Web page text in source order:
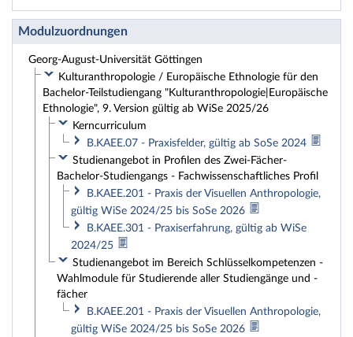
Modulzuordnungen
Georg-August-Universität Göttingen
Kulturanthropologie / Europäische Ethnologie für den
Bachelor-Teilstudiengang "Kulturanthropologie|Europäische
Ethnologie", 9. Version gültig ab WiSe 2025/26
Kerncurriculum
B.KAEE.07 - Praxisfelder, gültig ab SoSe 2024
Studienangebot in Profilen des Zwei-Fächer-
Bachelor-Studiengangs - Fachwissenschaftliches Profil
B.KAEE.201 - Praxis der Visuellen Anthropologie,
gültig WiSe 2024/25 bis SoSe 2026
B.KAEE.301 - Praxiserfahrung, gültig ab WiSe
2024/25
Studienangebot im Bereich Schlüsselkompetenzen -
Wahlmodule für Studierende aller Studiengänge und -
fächer
B.KAEE.201 - Praxis der Visuellen Anthropologie,
gültig WiSe 2024/25 bis SoSe 2026